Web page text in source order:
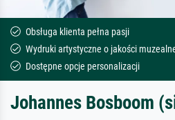
Obsługa klienta pełna pasji
Wydruki artystyczne o jakości
Dostępne opcje personalizacji
Johannes Bosboom